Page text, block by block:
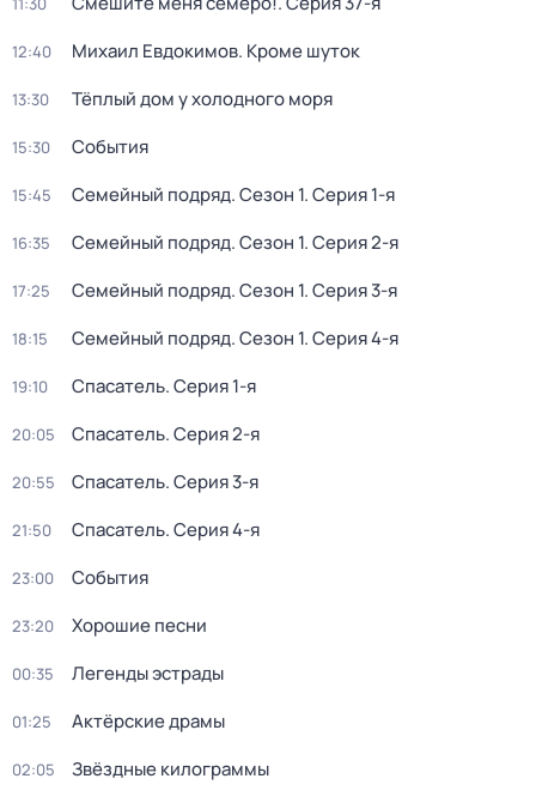
12:40 Михаил Евдокимов. Кроме шуток
13:30 Тёплый дом у холодного моря
15:30 События
15:45 Семейный подряд. Сезон 1. Серия 1-я
16:35 Семейный подряд. Сезон 1. Серия 2-я
17:25 Семейный подряд. Сезон 1. Серия 3-я
18:15 Семейный подряд. Сезон 1. Серия 4-я
19:10 Спасатель. Серия 1-я
20:05 Спасатель. Серия 2-я
20:55 Спасатель. Серия 3-я
21:50 Спасатель. Серия 4-я
23:00 События
23:20 Хорошие песни
00:35 Легенды эстрады
01:25 Актёрские драмы
02:05 Звёздные килограммы